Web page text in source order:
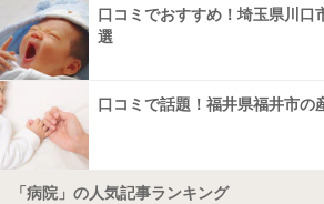
口コミでおすすめ！埼玉県川口
選
口コミで話題！福井県福井市の
「病院」の人気記事ランキング